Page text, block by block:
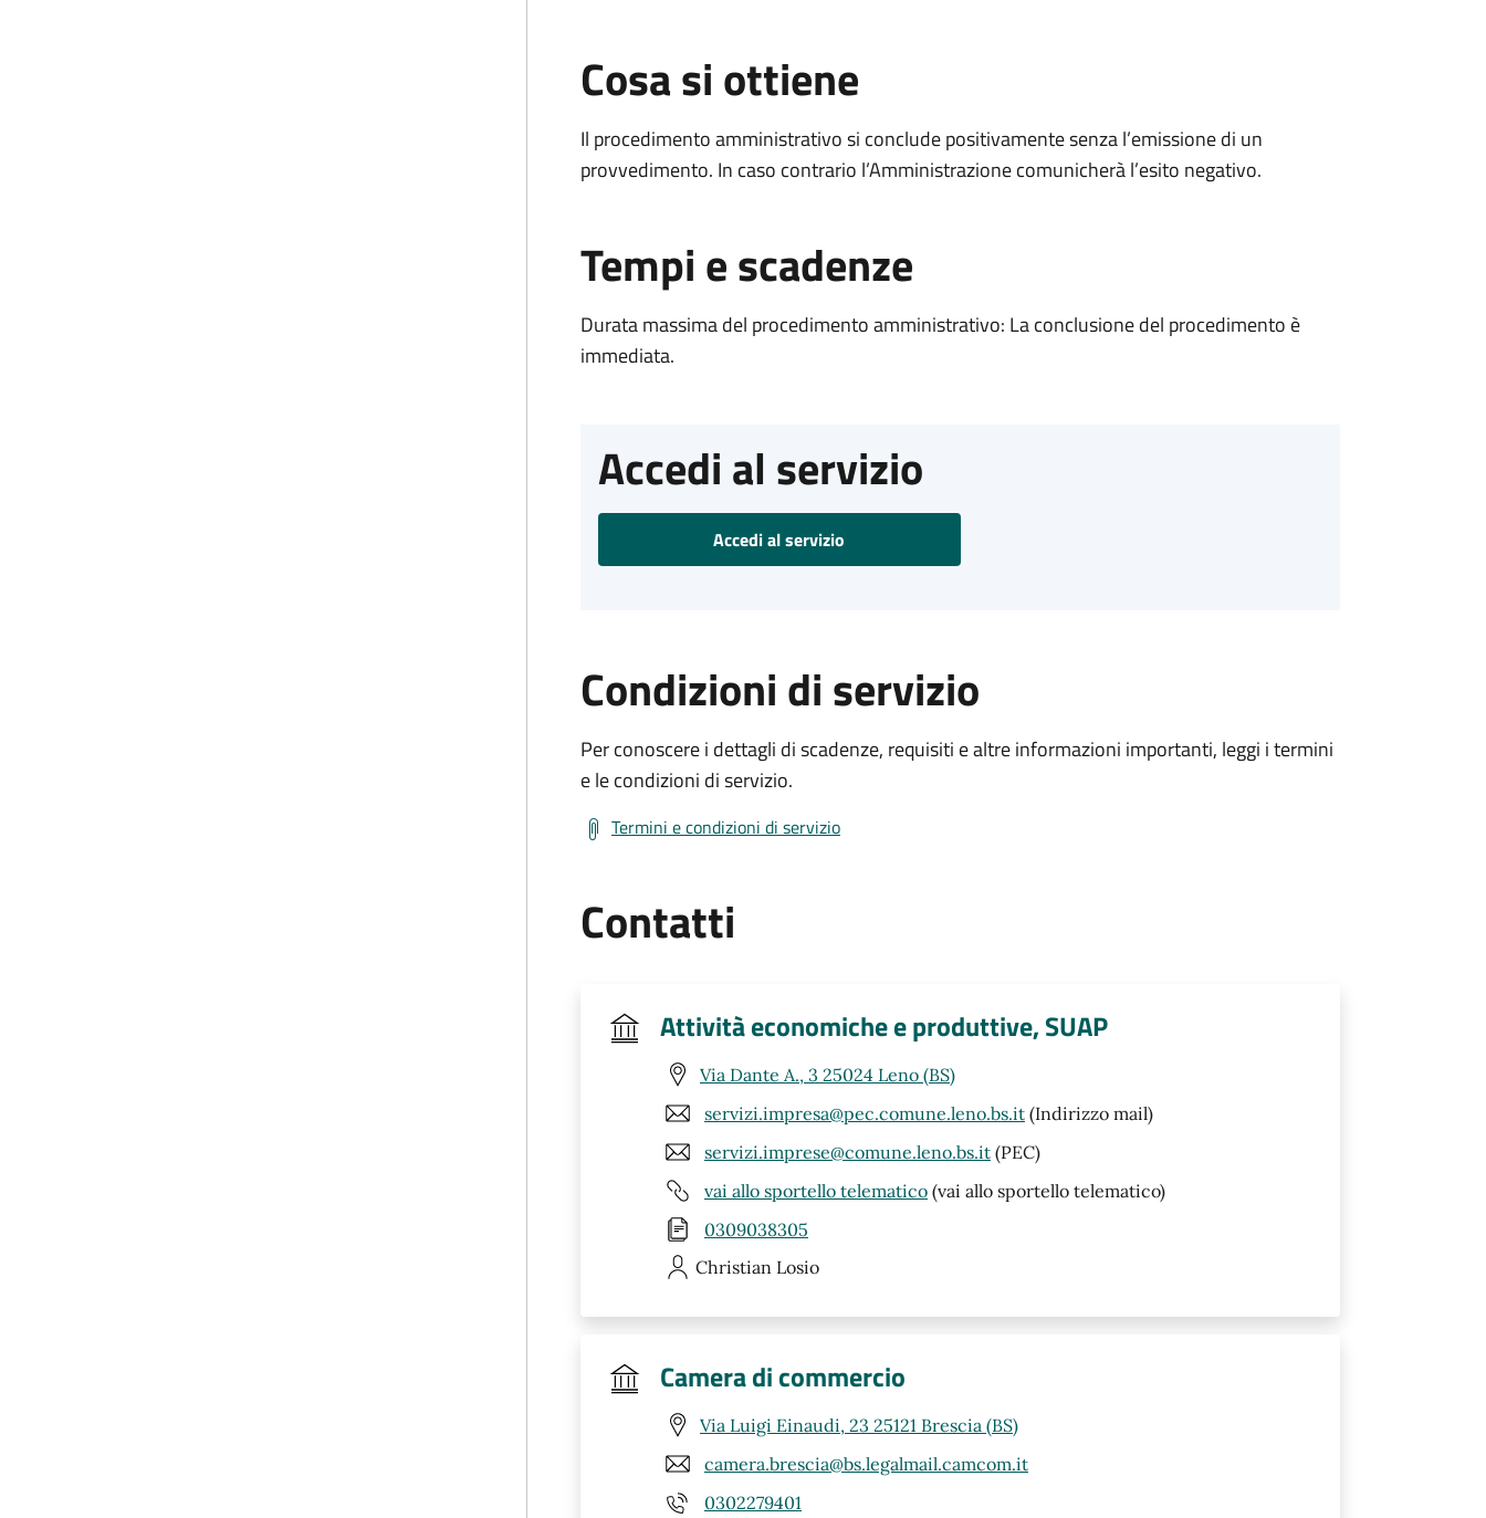
Cosa si ottiene
Il procedimento amministrativo si conclude positivamente senza l’emissione di un
provvedimento. In caso contrario l’Amministrazione comunicherà l’esito negativo.
Tempi e scadenze
Durata massima del procedimento amministrativo: La conclusione del procedimento è
immediata.
Accedi al servizio
Accedi al servizio
Condizioni di servizio
Per conoscere i dettagli di scadenze, requisiti e altre informazioni importanti, leggi i termini
e le condizioni di servizio.
Termini e condizioni di servizio
Contatti
Attività economiche e produttive, SUAP
Via Dante A., 3 25024 Leno (BS)
servizi.impresa@pec.comune.leno.bs.it (Indirizzo mail)
servizi.imprese@comune.leno.bs.it (PEC)
vai allo sportello telematico (vai allo sportello telematico)
0309038305
Christian Losio
Camera di commercio
Via Luigi Einaudi, 23 25121 Brescia (BS)
camera.brescia@bs.legalmail.camcom.it
0302279401